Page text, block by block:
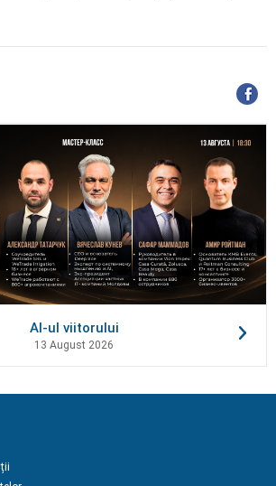
AI-ul viitorului
13 August 2026